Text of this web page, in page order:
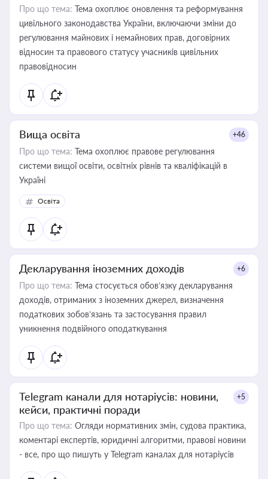
Про що тема: Тема охоплює оновлення та реформування
цивільного законодавства України, включаючи зміни до
регулювання майнових і немайнових прав, договірних
відносин та правового статусу учасників цивільних
правовідносин
Вища освіта +46
Про що тема: Тема охоплює правове регулювання
системи вищої освіти, освітніх рівнів та кваліфікацій в
Україні
Освіта
Декларування іноземних доходів +6
Про що тема: Тема стосується обов’язку декларування
доходів, отриманих з іноземних джерел, визначення
податкових зобов’язань та застосування правил
уникнення подвійного оподаткування
Telegram канали для нотаріусів: новини,
кейси, практичні поради
+5
Про що тема: Огляди нормативних змін, судова практика,
коментарі експертів, юридичні алгоритми, правові новини
- все, про що пишуть у Telegram каналах для нотаріусів